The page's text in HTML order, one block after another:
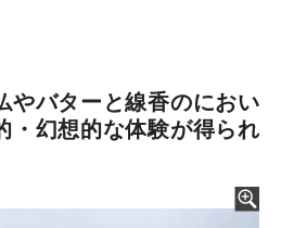
やバターと線香のにおい
・幻想的な体験が得られ